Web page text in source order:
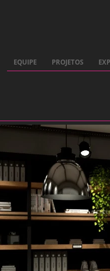
EQUIPE PROJETOS